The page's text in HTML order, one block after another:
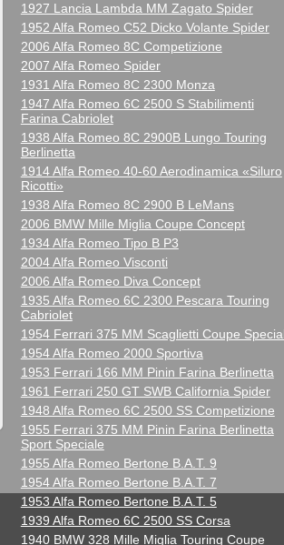
1927 Lancia Lambda MM Zagato Spider
1952 Alfa Romeo C52 Dicko Volante Spider
2006 Alfa Romeo 8C Competizione
2007 Alfa Romeo Spider
1931 Alfa Romeo 8C 2300 Monza
1947 Alfa Romeo 6C 2500 S Stabilimenti
Farina Cabriolet
1938 Alfa Romeo 8C 2900B Lungo Touring
Berlinetta
1914 Alfa Romeo 40-60 Aerodinamica «Siluro
Ricotti»
1938 Alfa Romeo 8C 2900 B LeMans
2006 BMW Mille Miglia Coupe Concept
1934 Alfa Romeo Tipo B P3
2004 Alfa Romeo Visconti
2006 Alfa Romeo Diva Concept
1935 Alfa Romeo 6C 2300 Pescara Touring
Cabriolet
1954 Ferrari 375 MM Scaglietti Coupe
1954 Alfa Romeo 2000 Sportiva
1953 Ferrari 166 MM Pinin Farina Berlinetta
1961 Ferrari 250 GT SWB California Spider
1948 Alfa Romeo 6C 2500 SS Competizione
1955 Ferrari 375 MM Pinin Farina Berlinetta
Sport Speciale
1955 Alfa Romeo Bertone B.A.T. 9
1954 Alfa Romeo Bertone B.A.T. 7
1953 Alfa Romeo Bertone B.A.T. 5
1939 Alfa Romeo 6C 2500 SS Corsa
1940 BMW 328 Mille Miglia Touring Coupe